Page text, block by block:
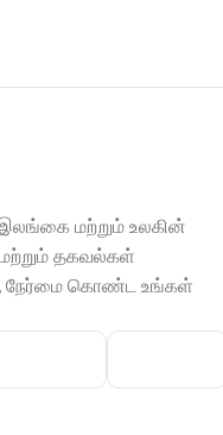
மற்றும் உலகின்
மற்றும் தகவல்கள்
நேர்மை கொண்ட உங்கள்